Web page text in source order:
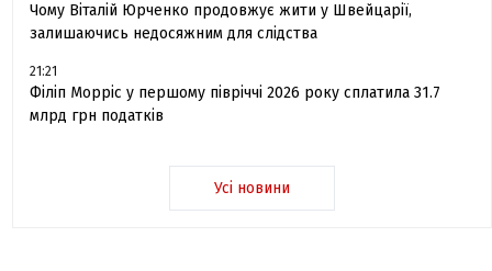
Чому Віталій Юрченко продовжує жити у Швейцарії,
залишаючись недосяжним для слідства
21:21
Філіп Морріс у першому півріччі 2026 року сплатила 31.7
млрд грн податків
Усі новини